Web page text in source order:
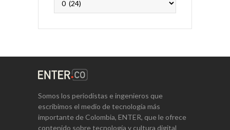
Somos los periodistas e ingenieros que
escribimos el medio de tecnología más
importante de Colombia, ENTER, que le ofrece
contenido sobre tecnología y cultura digital